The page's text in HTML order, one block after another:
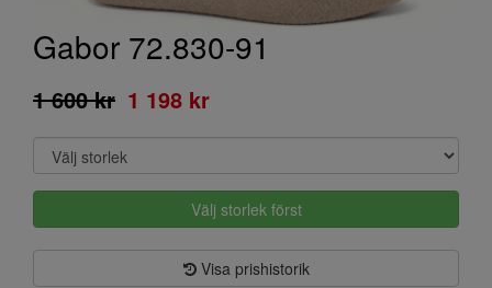
Gabor 72.830-91
1 600 kr 1 198 kr
Välj storlek först
Visa prishistorik